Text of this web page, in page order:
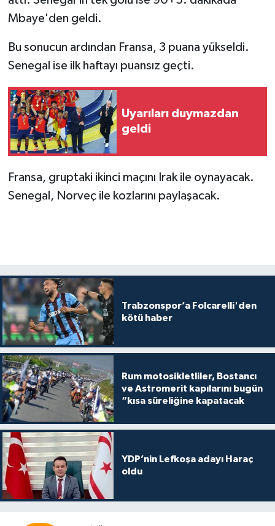
Mbaye'den geldi.
Bu sonucun ardından Fransa, 3 puana yükseldi.
Senegal ise ilk haftayı puansız geçti.
Uyarıları duymazdan
geldi
Fransa, gruptaki ikinci maçını Irak ile oynayacak.
Senegal, Norveç ile kozlarını paylaşacak.
Trabzonspor’a Folcarelli'den
kötü haber
Rum motosikletliler, Bostancı
ve Astromerit kapılarını bugün
“kısa süreliğine kapatacak
YDP’nin Lefkoşa adayı Haraç
oldu